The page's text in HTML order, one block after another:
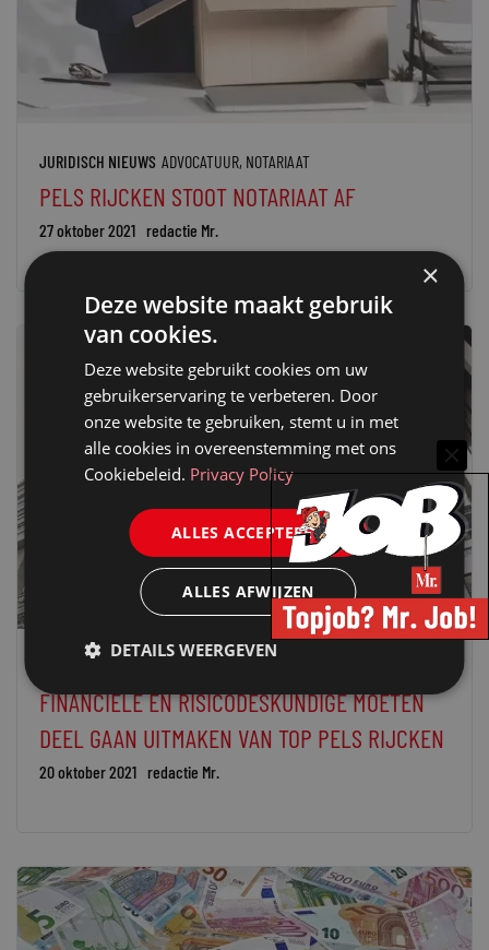
JURIDISCH NIEUWS ADVOCATUUR, NOTARIAAT
PELS RIJCKEN STOOT NOTARIAAT AF
27 oktober 2021 redactie Mr.
FINANCIËLE EN RISICODESKUNDIGE MOETEN
DEEL GAAN UITMAKEN VAN TOP PELS RIJCKEN
20 oktober 2021 redactie Mr.
×
Deze website maakt gebruik
van cookies.
Deze website gebruikt cookies om uw
gebruikerservaring te verbeteren. Door
onze website te gebruiken, stemt u in met
alle cookies in overeenstemming met ons
Cookiebeleid. Privacy Policy
ALLES ACCEPTEREN
ALLES AFWIJZEN
DETAILS WEERGEVEN